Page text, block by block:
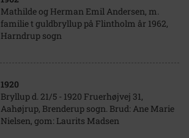
Mathilde og Herman Emil Andersen, m.
familie t guldbryllup på Flintholm år 1962,
Harndrup sogn
1920
Bryllup d. 21/5 - 1920 Fruerhøjvej 31,
Aahøjrup, Brenderup sogn. Brud: Ane Marie
Nielsen, gom: Laurits Madsen